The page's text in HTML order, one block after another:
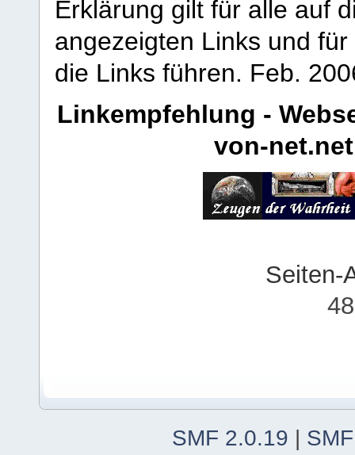
Erklärung gilt für alle auf
angezeigten Links und
die Links führen. Feb.
Linkempfehlung -
von-net.net
Seiten-
SMF 2.0.19 |